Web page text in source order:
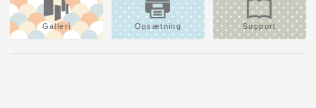
Galleri Opsætning Support